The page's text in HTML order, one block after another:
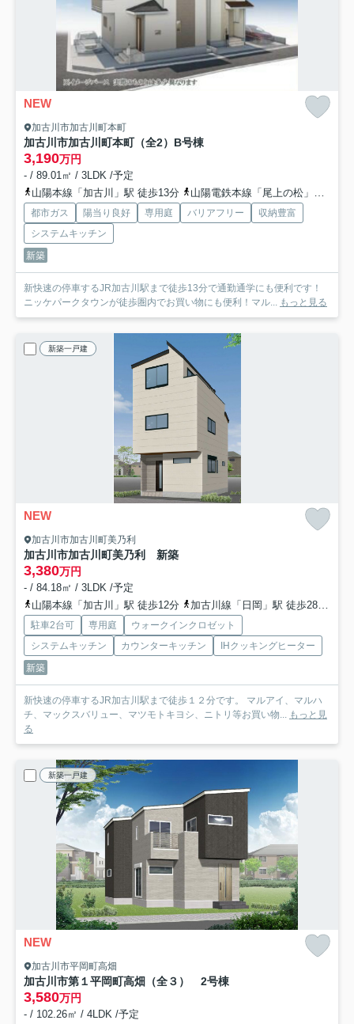
NEW
加古川市加古川町本町
加古川市加古川町本町（全2）B号棟
3,190万円
- / 89.01㎡ / 3LDK /予定
山陽本線「加古川」駅 徒歩13分
山陽電鉄本線「尾上の松」駅 徒歩41分
都市ガス 陽当り良好 専用庭 バリアフリー
収納豊富
システムキッチン
新築
新快速の停車するJR加古川駅まで徒歩13分で通勤通学にも便利です！
ニッケパークタウンが徒歩圏内でお買い物にも便利！マル...
もっと見る
新築一戸建
NEW
加古川市加古川町美乃利
加古川市加古川町美乃利 新築
3,380万円
- / 84.18㎡ / 3LDK /予定
山陽本線「加古川」駅 徒歩12分
加古川線「日岡」駅 徒歩28分
駐車2台可 専用庭
ウォークインクロゼット
システムキッチン
カウンターキッチン
IHクッキングヒーター
新築
新快速の停車するJR加古川駅まで徒歩１２分です。 マルアイ、マルハ
チ、マックスバリュー、マツモトキヨシ、ニトリ等お買い物...
もっと見
る
新築一戸建
NEW
加古川市平岡町高畑
加古川市第１平岡町高畑（全３） 2号棟
3,580万円
- / 102.26㎡ / 4LDK /予定